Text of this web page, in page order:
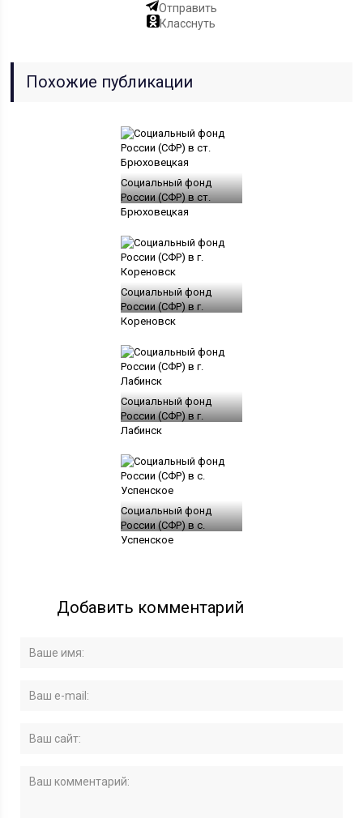
Отправить
Класснуть
Похожие публикации
Социальный фонд
России (СФР) в ст.
Брюховецкая
Социальный фонд
России (СФР) в г.
Кореновск
Социальный фонд
России (СФР) в г.
Лабинск
Социальный фонд
России (СФР) в с.
Успенское
Добавить комментарий